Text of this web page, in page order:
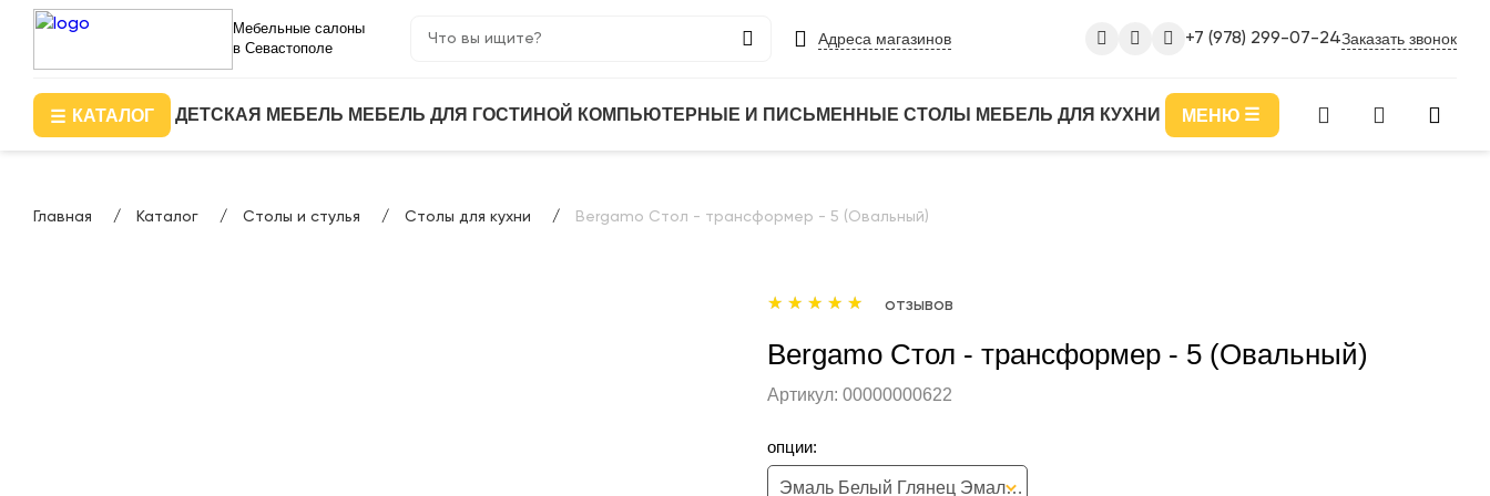
Мебельные салоны
в Севастополе
Адреса магазинов +7 (978) 299-07-24Заказать звонок
КАТАЛОГ ДЕТСКАЯ МЕБЕЛЬ МЕБЕЛЬ ДЛЯ ГОСТИНОЙ КОМПЬЮТЕРНЫЕ И ПИСЬМЕННЫЕ СТОЛЫ МЕБЕЛЬ ДЛЯ КУХНИ МЕНЮ
Главная Каталог Столы и стулья Столы для кухни Bergamo Стол - трансформер - 5 (Овальный)
отзывов
Bergamo Стол - трансформер - 5 (Овальный)
Артикул: 00000000622
опции:
Эмаль Белый Глянец Эмаль Бежевый Глянец Эмаль Серый Глянец